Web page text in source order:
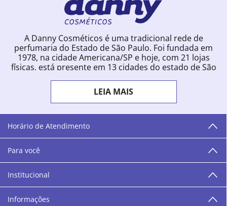
A Danny Cosméticos é uma tradicional rede de
perfumaria do Estado de São Paulo. Foi fundada em
1978, na cidade Americana/SP e hoje, com 21 lojas
físicas, está presente em 13 cidades do estado de São
começou a vender para todo o território brasileiro.
Com uma infinidade de marcas e a filosofia de vender
produtos que vão do popular ao luxo, a Danny
Cosméticos mantém parceria com aproximadamente
300 grandes fornecedores e lançamentos diários na
área de beleza. São 12 centros técnicos que oferecem
programação semanal de cursos e encontros.
“O varejo corre nas nossas veias como nossos valores
humanos, éticos e morais. E que o branco e o azul anil,
as cores da Danny Cosméticos, possam continuar
LEIA MAIS
Horário de Atendimento
Para você
Institucional
Informações